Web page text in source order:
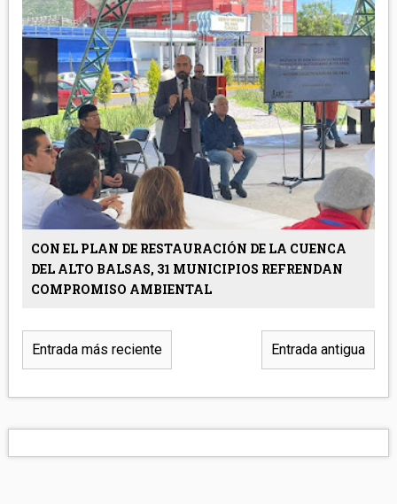
CON EL PLAN DE RESTAURACIÓN DE LA CUENCA
DEL ALTO BALSAS, 31 MUNICIPIOS REFRENDAN
COMPROMISO AMBIENTAL
Entrada más reciente Entrada antigua